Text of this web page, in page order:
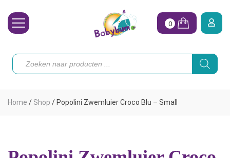
Toebehoren
0
Producten
zoeken
Home / Shop / Popolini Zwemluier Croco Blu – Small